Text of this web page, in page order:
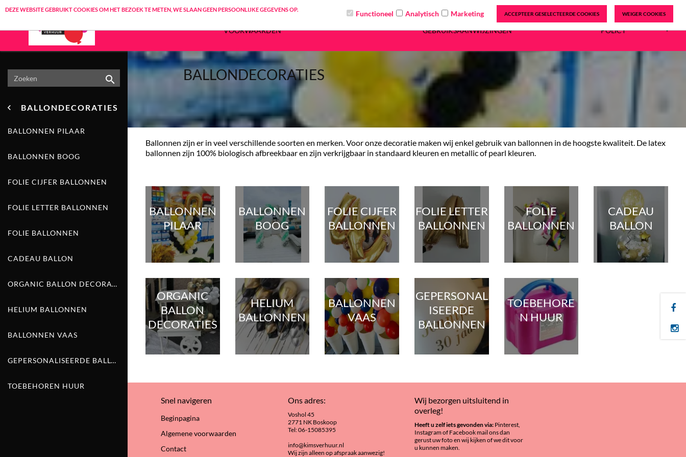
VOORWAARDEN
BROCHURE HUURVOORWAARDEN EN
GEBRUIKSAANWIJZINGEN
PRIVACY
POLICY



 BALLONDECORATIES
SPRINGKUSSEN HUREN
ABRAHAM EN SARAH HUREN
BALLONDECORATIES
BALLONNEN PILAAR
BALLONNEN BOOG
FOLIE CIJFER BALLONNEN
FOLIE LETTER BALLONNEN
FOLIE BALLONNEN
CADEAU BALLON
ORGANIC BALLON DECORATIES
HELIUM BALLONNEN
BALLONNEN VAAS
GEPERSONALISEERDE BALLONNEN
TOEBEHOREN HUUR
FUN FOOD HUREN
GEBOORTE ITEMS HUREN
SPEL HUREN
STATAFEL EN BIERTAFELSET HUREN
SWEET 16
CANDY CART HUREN
BALLONDECORATIES
Ballonnen zijn er in veel verschillende soorten en merken. Voor onze decoratie maken wij enkel gebruik van ballonnen in de hoogste kwaliteit. De latex
ballonnen zijn 100% biologisch afbreekbaar en zijn verkrijgbaar in standaard kleuren en metallic of pearl kleuren.
BALLONNEN
PILAAR
BALLONNEN
BOOG
FOLIE CIJFER
BALLONNEN
FOLIE LETTER
BALLONNEN
FOLIE
BALLONNEN
CADEAU
BALLON
ORGANIC
BALLON
DECORATIES
HELIUM
BALLONNEN
BALLONNEN
VAAS
GEPERSONAL
ISEERDE
BALLONNEN
TOEBEHORE
N HUUR
Snel navigeren
Beginpagina
Algemene voorwaarden
Contact
Ons adres:
Voshol 45
2771 NK Boskoop
Tel:06-15085395
info@kimsverhuur.nl
Wij zijn alleen op afspraak aanwezig!
Wij bezorgen uitsluitend in
overleg!
Heeft u zelf iets gevonden via: Pinterest,
Instagram of Facebook mail ons dan
gerust uw foto en wij kijken of we dit voor
u kunnen maken.
DEZE WEBSITE GEBRUIKT COOKIES OM HET BEZOEK TE METEN, WE SLAAN GEEN PERSOONLIJKE GEGEVENS OP. Functioneel Analytisch Marketing ACCEPTEER GESELECTEERDE COOKIES WEIGER COOKIES